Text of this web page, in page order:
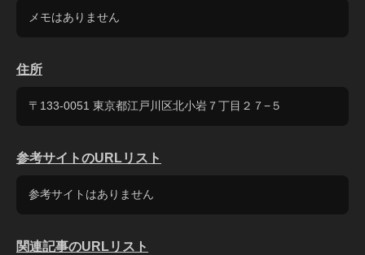
メモはありません
住所
〒133-0051 東京都江戸川区北小岩７丁目２７−５
参考サイトのURLリスト
参考サイトはありません
関連記事のURLリスト